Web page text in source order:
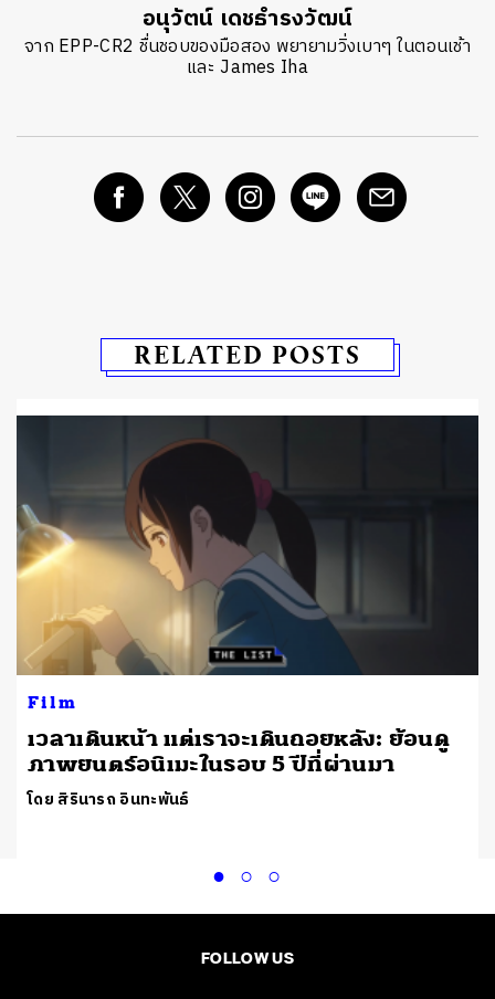
อนุวัตน์ เดชธำรงวัฒน์
จาก EPP-CR2 ชื่นชอบของมือสอง พยายามวิ่งเบาๆ ในตอนเช้า
และ James Iha
RELATED POSTS
Film
เวลาเดินหน้า แต่เราจะเดินถอยหลัง: ย้อนดู
ภาพยนตร์อนิเมะในรอบ 5 ปีที่ผ่านมา
โดย สิรินารถ อินทะพันธ์
FOLLOW US